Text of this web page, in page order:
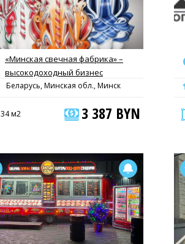
«Минская свечная фабрика» –
высокодоходный бизнес
Беларусь, Минская обл., Минск
34 м2 3 387 BYN